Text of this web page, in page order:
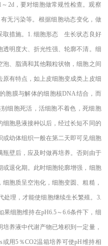
2d，要对细胞做常规性检查。观察
无污染等。根据细胞动态变化，做
取措施。1. 细胞形态 生长状态良好
明度大、折光性强、轮廓不清。细
、脂滴和其他颗粒状物，细胞之间
有特点，如上皮细胞变成类上皮细
胞膜与解体的细胞核DNA结合，而
细胞死活，活细胞不着色，死细胞
胞悬液接种以后，经过长短不同的
幼体组织一般在第二天即可见细胞
壁后，应及时做再培养。否则由于
退化期。此时细胞轮廓增强，细胞
胞质呈空泡化，细胞变圆、粗糙，
处理，才能使细胞继续生长繁殖。3.
细胞维持在pH6.5～6.6条件下，细
养液中代谢产物已堆积到一定量，
用5％CO2温箱培养可使pH维持相